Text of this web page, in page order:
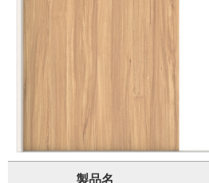
製品名